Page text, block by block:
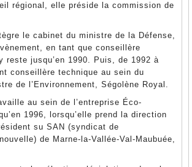
régional, elle préside la commission de
le cabinet du ministre de la Défense,
en tant que conseillère
reste jusqu’en 1990. Puis, de 1992 à
conseillère technique au sein du
de l’Environnement, Ségolène Royal.
au sein de l’entreprise Éco-
1996, lorsqu’elle prend la direction
su SAN (syndicat de
de Marne-la-Vallée-Val-Maubuée,